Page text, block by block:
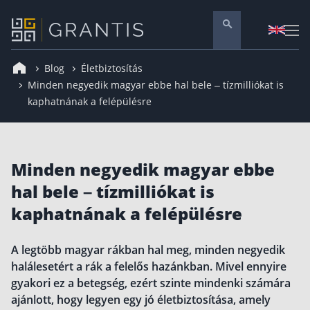
Pénzügyi tanácsadás
Nyugdíj előtakarékosság
Melyiket válaszd? Nyugdíjbiztosítás, NYESZ vagy
Nyugdíj előtakarékossági számla (NYESZ)
Nyugdíj tanácsadás 🪙
Nyugdíj megtakarítás – Így válassz
Magánnyugdíjpénztár összefoglaló
Nyugdíjkorhatár táblázat és útmutató
Blog
Életbiztosítás
Minden negyedik magyar ebbe hal bele – tízmilliókat is
kaphatnának a felépülésre
Minden negyedik magyar ebbe
hal bele – tízmilliókat is
kaphatnának a felépülésre
A legtöbb magyar rákban hal meg, minden negyedik
halálesetért a rák a felelős hazánkban. Mivel ennyire
gyakori ez a betegség, ezért szinte mindenki számára
ajánlott, hogy legyen egy jó életbiztosítása, amely